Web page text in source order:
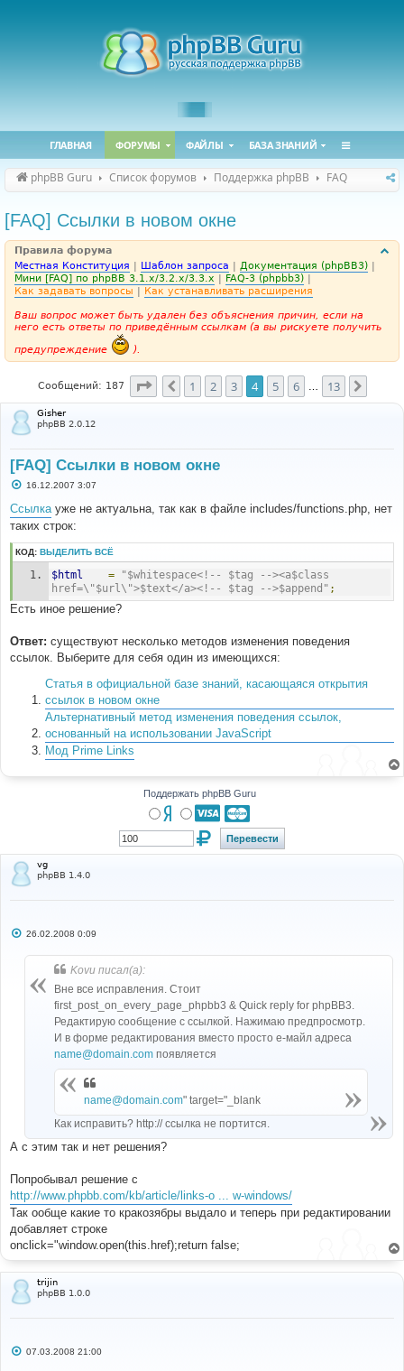
ГЛАВНАЯ ФОРУМЫ ФАЙЛЫ БАЗА ЗНАНИЙ
phpBB Guru Список форумов Поддержка phpBB FAQ
[FAQ] Ссылки в новом окне
Правила форума
Местная Конституция | Шаблон запроса | Документация (phpBB3) |
Мини [FAQ] по phpBB 3.1.x/3.2.x/3.3.x | FAQ-3 (phpbb3) |
Как задавать вопросы | Как устанавливать расширения
Ваш вопрос может быть удален без объяснения причин, если на
него есть ответы по приведённым ссылкам (а вы рискуете получить
предупреждение
).
Сообщений: 187 Страница 4из13
Пред.
1 2 3 4 5 6 13
Gisher
phpBB 2.0.12
[FAQ] Ссылки в новом окне
С
о
б
щ
н
и
16.12.2007 3:07
Ссылкауже не актуальна, так как в файле includes/functions.php, нет
таких строк:
КОД: ВЫДЕЛИТЬ ВСЁ
$html =
"$whitespace<!-- $tag --><a$class
href=\"$url\">$text</a><!-- $tag -->$append" ;
Есть иное решение?
Ответ: существуют несколько методов изменения поведения
ссылок. Выберите для себя один из имеющихся:
Статья в официальной базе знаний, касающаяся открытия
ссылок в новом окне
Альтернативный метод изменения поведения ссылок,
основанный на использовании JavaScript
Мод Prime Links
Поддержать phpBB Guru
vg
phpBB 1.4.0
С26.02.2008 0:09
Kovu писал(а):
Вне все исправления. Стоит
first_post_on_every_page_phpbb3 & Quick reply for phpBB3.
Редактирую сообщение с ссылкой. Нажимаю предпросмотр.
И в форме редактирования вместо просто е-майл адреса
name@domain.com появляется
name@domain.com" target="_blank
Как исправить? http:// ссылка не портится.
А с этим так и нет решения?
Попробывал решение с
http://www.phpbb.com/kb/article/links-o ... w-windows/
Так ообще какие то кракозябры выдало и теперь при редактировании
добавляет строкe
onclick="window.open(this.href);return false;
trijin
phpBB 1.0.0
С07.03.2008 21:00